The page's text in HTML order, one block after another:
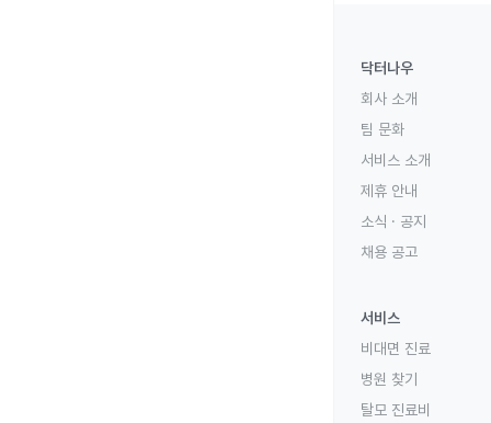
닥터나우
회사 소개
팀 문화
서비스 소개
제휴 안내
소식 · 공지
채용 공고
서비스
비대면 진료
병원 찾기
탈모 진료비